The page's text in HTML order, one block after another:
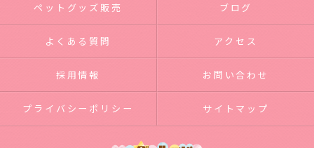
ペットグッズ販売 ブログ
よくある質問 アクセス
採用情報 お問い合わせ
プライバシーポリシー サイトマップ